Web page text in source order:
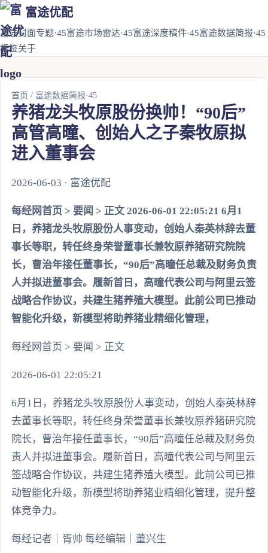
富途优配
富途封面专题·45富途市场雷达·45富途深度稿件·45富途数据简报·45
标签关于
首页 / 富途数据简报·45
养猪龙头牧原股份换帅！“90后”
高管高曈、创始人之子秦牧原拟
进入董事会
2026-06-03 · 富途优配
每经网首页 > 要闻 > 正文 2026-06-01 22:05:21 6月1
日，养猪龙头牧原股份人事变动，创始人秦英林辞去董
事长等职，转任终身荣誉董事长兼牧原养猪研究院院
长，曹治年接任董事长，“90后”高曈任总裁及财务负责
人并拟进董事会。履新首日，高曈代表公司与阿里云签
战略合作协议，共建生猪养殖大模型。此前公司已推动
智能化升级，新模型将助养猪业精细化管理，
每经网首页 > 要闻 > 正文
2026-06-01 22:05:21
6月1日，养猪龙头牧原股份人事变动，创始人秦英林辞
去董事长等职，转任终身荣誉董事长兼牧原养猪研究院
院长，曹治年接任董事长，“90后”高曈任总裁及财务负
责人并拟进董事会。履新首日，高曈代表公司与阿里云
签战略合作协议，共建生猪养殖大模型。此前公司已推
动智能化升级，新模型将助养猪业精细化管理，提升整
体竞争力。
每经记者｜胥帅 每经编辑｜董兴生